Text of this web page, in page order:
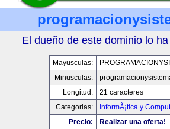
El dueño de este dominio lo
Mayusculas:
Minusculas:
Longitud:
21 caracteres
Categorias:
InformÃ¡tica y
Precio:
Realizar una oferta!